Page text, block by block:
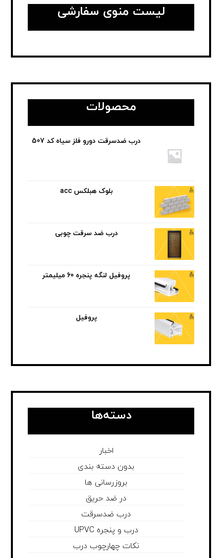
لیست منوی سفارشی
محصولات
درب ضدسرقت دورو فلز سیاه کد 507
بلوک هبلکس acc
درب ضد سرقت چوبی
پروفیل لنگه پنجره 60 میلیمتر
پروفیل
دسته‌ها
اخبار
بدون دسته بندی
بروزرسانی ها
در ضد حریق
درب ضدسرقت
درب و پنجره UPVC
نکات چهارچوب درب